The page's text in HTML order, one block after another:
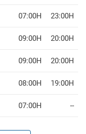
07:00H 23:00H
09:00H 20:00H
09:00H 20:00H
08:00H 19:00H
07:00H --